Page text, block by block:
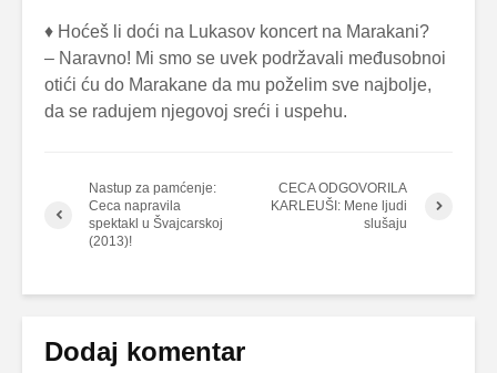
♦ Hoćeš li doći na Lukasov koncert na Marakani?
– Naravno! Mi smo se uvek podržavali međusobnoi
otići ću do Marakane da mu poželim sve najbolje,
da se radujem njegovoj sreći i uspehu.
Nastup za pamćenje:
Ceca napravila
spektakl u Švajcarskoj
(2013)!
CECA ODGOVORILA
KARLEUŠI: Mene ljudi
slušaju
Dodaj komentar